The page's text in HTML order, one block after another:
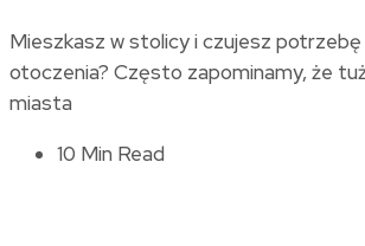
Mieszkasz w stolicy i czujesz
otoczenia? Często zapominamy, że
miasta
10 Min Read